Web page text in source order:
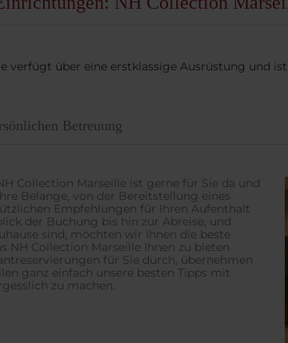
verfügt über eine erstklassige Ausrüstung und
Betreuung
Collection Marseille ist gerne für Sie da und
Belange, von der Bereitstellung eines
Empfehlungen für Ihren Aufenthalt
der Buchung bis hin zur Abreise, und
sind, möchten wir Ihnen die beste
NH Collection Marseille Ihnen zu bieten
für Sie durch, übernehmen
ganz einfach unsere besten Tipps mit
zu machen.